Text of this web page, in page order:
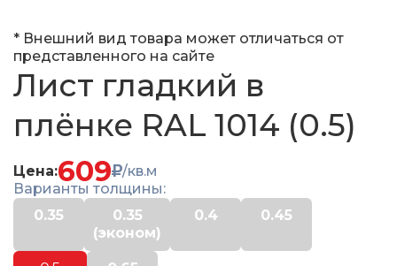
* Внешний вид товара может отличаться от
представленного на сайте
Лист гладкий в
плёнке RAL 1014 (0.5)
Цена:609
/кв.м
Варианты толщины:
0.35
0.35
(эконом)
0.4 0.45